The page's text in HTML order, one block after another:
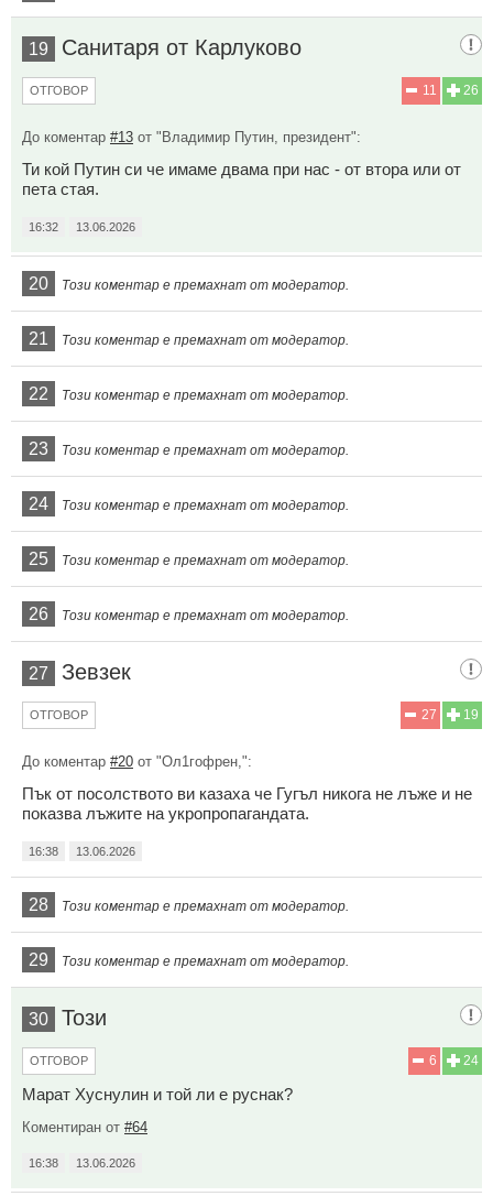
19 Санитаря от Карлуково
26
11
ОТГОВОР
До коментар #13 от "Владимир Путин, президент":
Ти кой Путин си че имаме двама при нас - от втора или от
пета стая.
16:32 13.06.2026
20 Този коментар е премахнат от модератор.
21 Този коментар е премахнат от модератор.
22 Този коментар е премахнат от модератор.
23 Този коментар е премахнат от модератор.
24 Този коментар е премахнат от модератор.
25 Този коментар е премахнат от модератор.
26 Този коментар е премахнат от модератор.
27 Зевзек
19
27
ОТГОВОР
До коментар #20 от "Ол1гофрен,":
Пък от посолството ви казаха че Гугъл никога не лъже и не
показва лъжите на укропропагандата.
16:38 13.06.2026
28 Този коментар е премахнат от модератор.
29 Този коментар е премахнат от модератор.
30 Този
24
6
ОТГОВОР
Марат Хуснулин и той ли е руснак?
Коментиран от #64
16:38 13.06.2026